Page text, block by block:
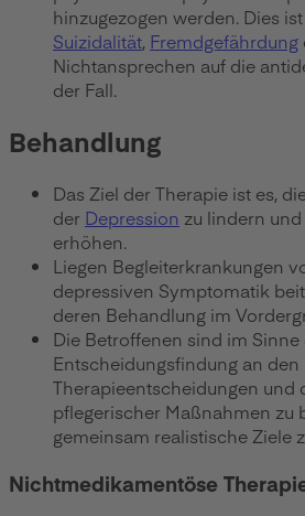
hinzugezogen werden. Dies
Suizidalität, Fremdgefährdung
Nichtansprechen auf die
der Fall.
Behandlung
Das Ziel der Therapie ist es,
der Depression zu lindern
erhöhen.
Liegen Begleiterkrankungen
depressiven Symptomatik
deren Behandlung im
Die Betroffenen sind im
Entscheidungsfindung an den
Therapieentscheidungen und
pflegerischer Maßnahmen zu
gemeinsam realistische Ziele
Nichtmedikamentöse